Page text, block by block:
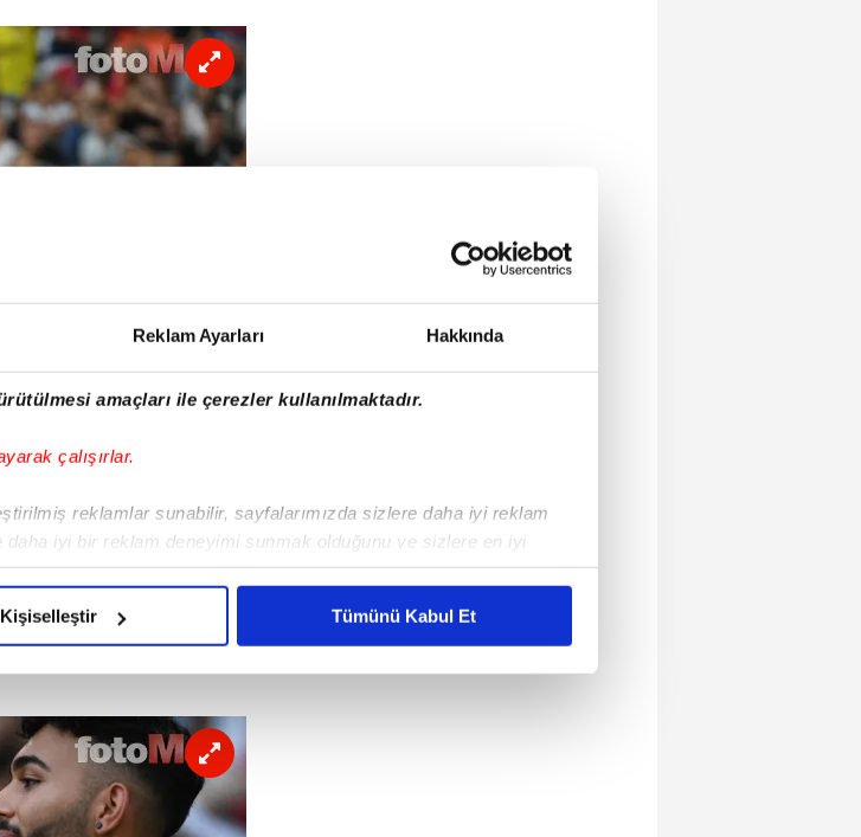
Reklam Ayarları Hakkında
amaçları ile çerezler kullanılmaktadır.
çalışırlar.
reklamlar sunabilir, sayfalarımızda sizlere daha iyi reklam
daha iyi bir reklam deneyimi sunmak olduğunu ve sizlere en iyi
ve bu noktada, reklamların maliyetlerimizi karşılamak
gerekli olan çerezler bilgi toplumu hizmetlerinin sunulması
işlevsel kılınması ve kişiselleştirilmesi ve sizlere yönelik
olarak açık rızanız dahilinde kullanılacaktır.
Kişiselleştir Tümünü Kabul Et